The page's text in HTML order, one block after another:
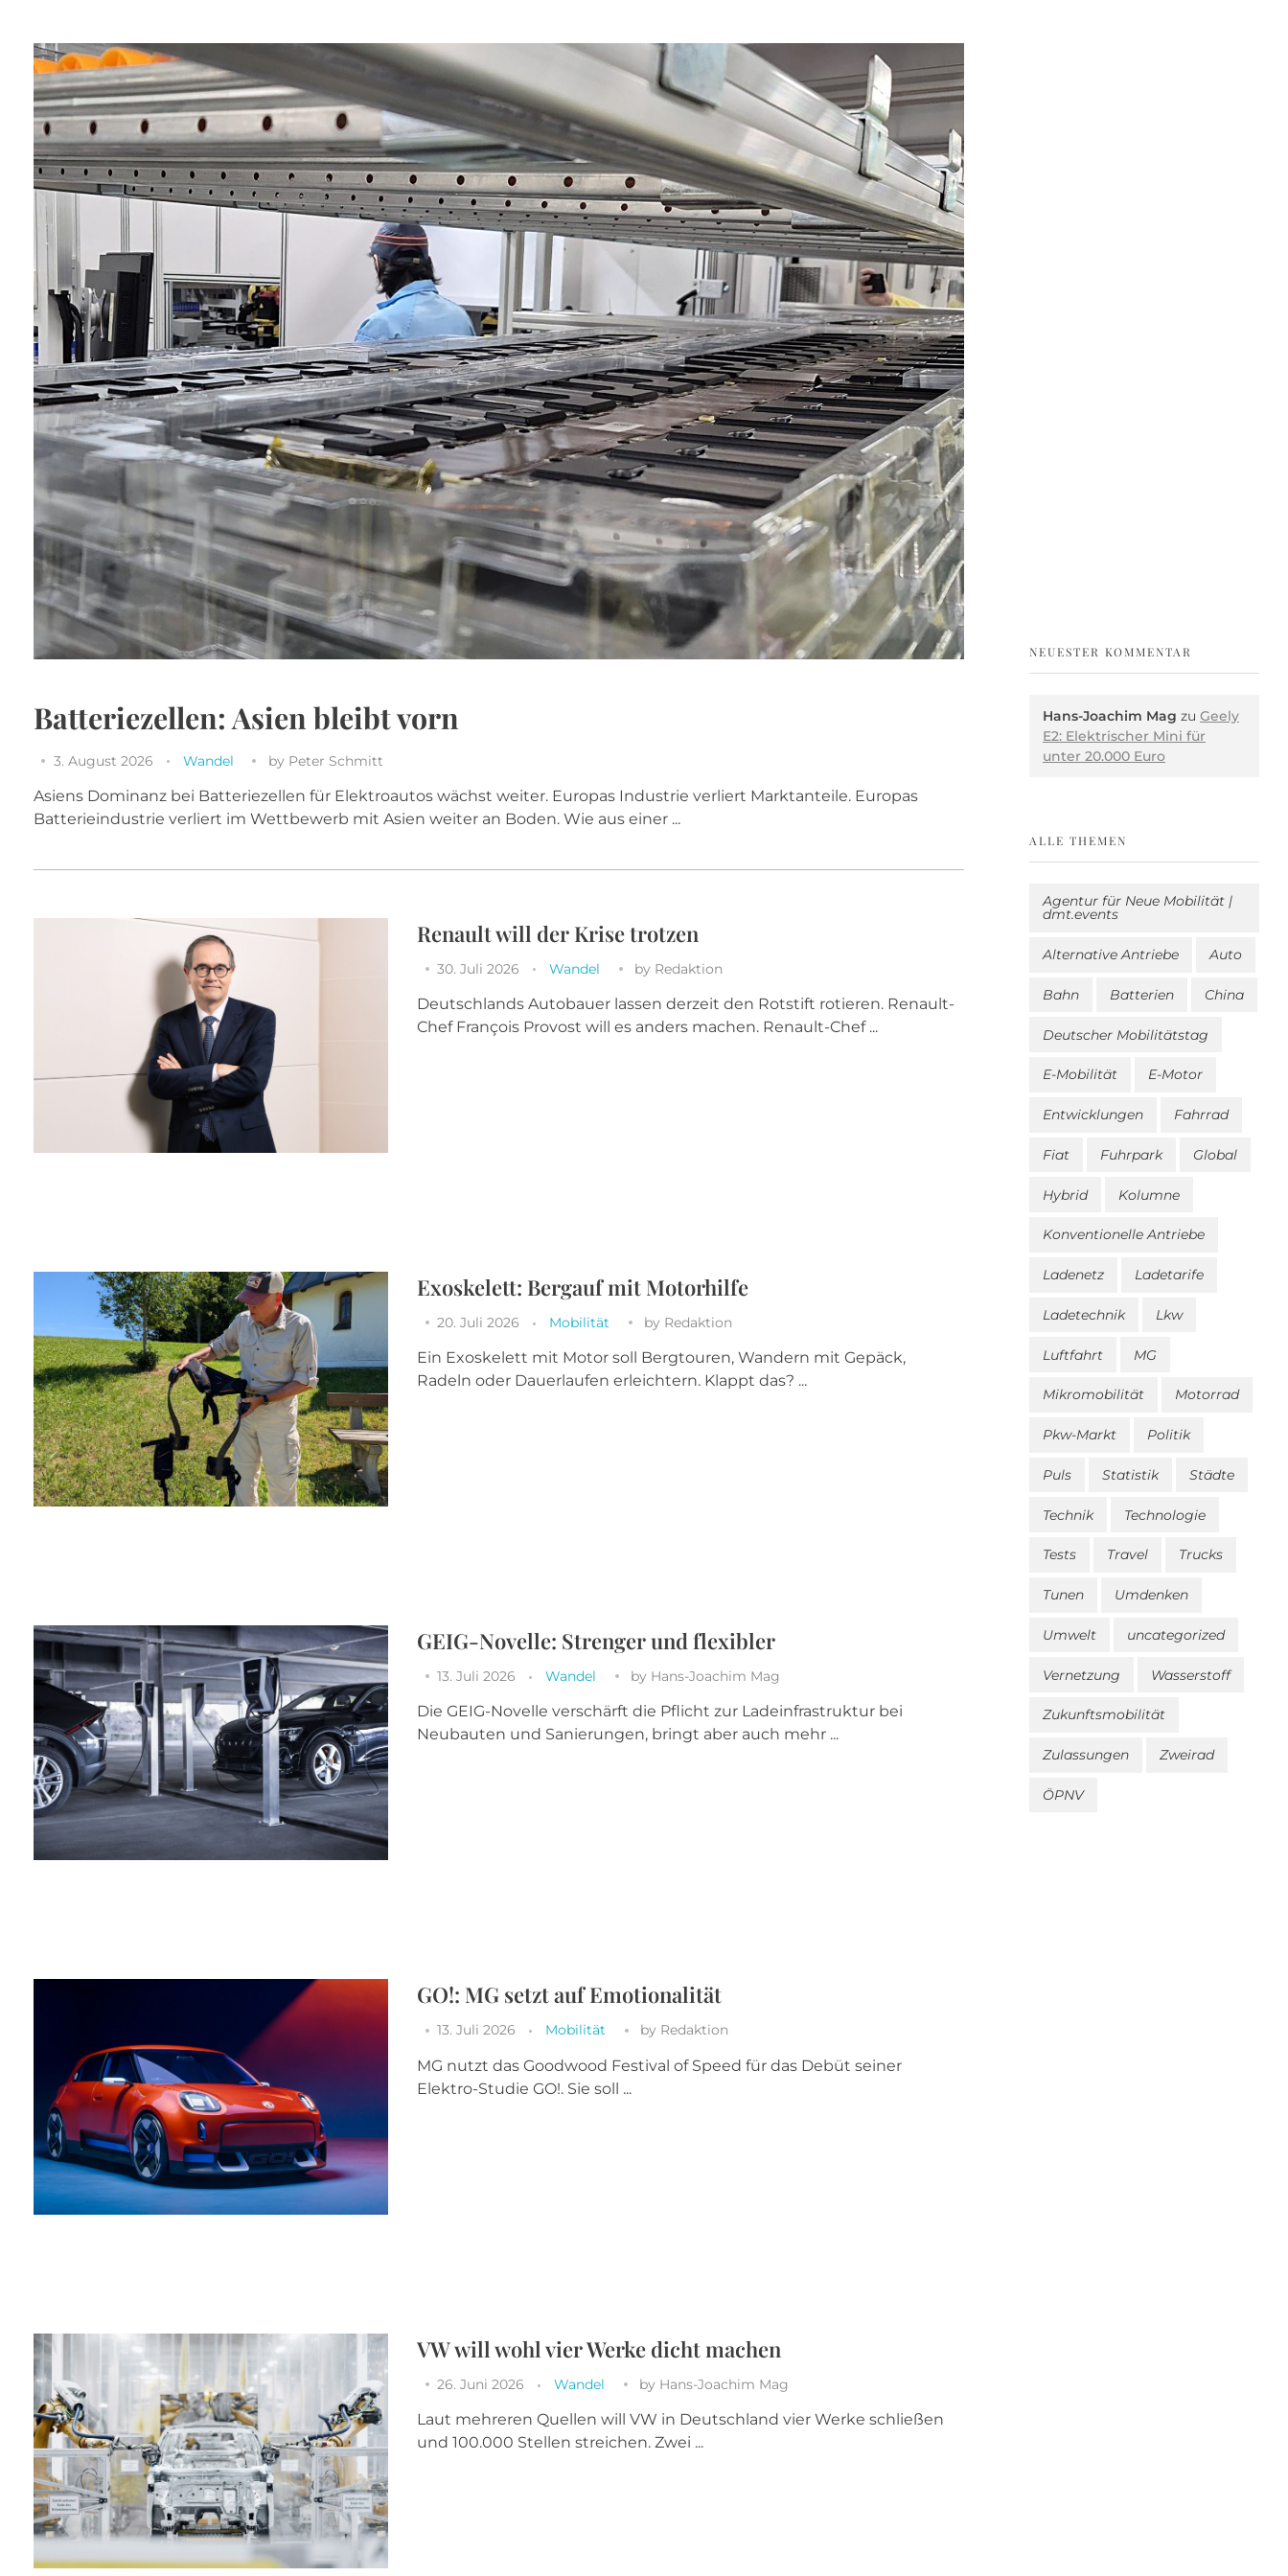
Batteriezellen: Asien bleibt vorn
3. August 2026 Wandel by Peter Schmitt
Asiens Dominanz bei Batteriezellen für Elektroautos wächst weiter. Europas Industrie verliert Marktanteile. Europas
Batterieindustrie verliert im Wettbewerb mit Asien weiter an Boden. Wie aus einer ...
Renault will der Krise trotzen
30. Juli 2026 Wandel by Redaktion
Deutschlands Autobauer lassen derzeit den Rotstift rotieren. Renault-
Chef François Provost will es anders machen. Renault-Chef ...
Exoskelett: Bergauf mit Motorhilfe
20. Juli 2026 Mobilität by Redaktion
Ein Exoskelett mit Motor soll Bergtouren, Wandern mit Gepäck,
Radeln oder Dauerlaufen erleichtern. Klappt das? ...
GEIG-Novelle: Strenger und flexibler
13. Juli 2026 Wandel by Hans-Joachim Mag
Die GEIG-Novelle verschärft die Pflicht zur Ladeinfrastruktur bei
Neubauten und Sanierungen, bringt aber auch mehr ...
GO!: MG setzt auf Emotionalität
13. Juli 2026 Mobilität by Redaktion
MG nutzt das Goodwood Festival of Speed für das Debüt seiner
Elektro-Studie GO!. Sie soll ...
VW will wohl vier Werke dicht machen
26. Juni 2026 Wandel by Hans-Joachim Mag
Laut mehreren Quellen will VW in Deutschland vier Werke schließen
und 100.000 Stellen streichen. Zwei ...
NEUESTER KOMMENTAR
Hans-Joachim Mag zu Geely
E2: Elektrischer Mini für
unter 20.000 Euro
ALLE THEMEN
Agentur für Neue Mobilität |
dmt.events
Alternative Antriebe Auto
Bahn Batterien China
Deutscher Mobilitätstag
E-Mobilität E-Motor
Entwicklungen Fahrrad
Fiat Fuhrpark Global
Hybrid Kolumne
Konventionelle Antriebe
Ladenetz Ladetarife
Ladetechnik Lkw
Luftfahrt MG
Mikromobilität Motorrad
Pkw-Markt Politik
Puls Statistik Städte
Technik Technologie
Tests Travel Trucks
Tunen Umdenken
Umwelt uncategorized
Vernetzung Wasserstoff
Zukunftsmobilität
Zulassungen Zweirad
ÖPNV